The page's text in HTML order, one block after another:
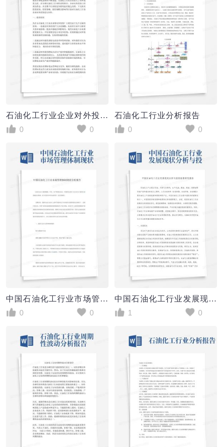
石油化工行业企业对外投资分析报告
0
0
石油化工行业分析报告
0
0
中国石油化工行业市场管理体制现状分析报告
0
0
中国石油化工行业发展现状分析与投资前景研究报告
1
0